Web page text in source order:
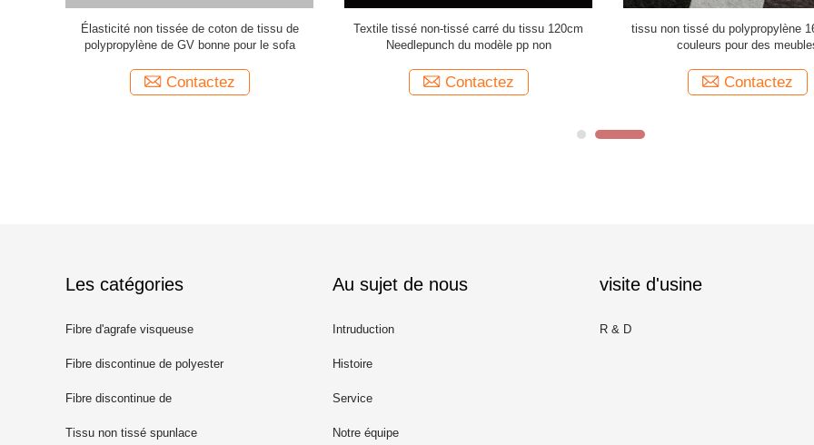
Élasticité non tissée de coton de tissu de
polypropylène de GV bonne pour le sofa
Contactez
Textile tissé non-tissé carré du tissu 120cm
Needlepunch du modèle pp non
Contactez
tissu non tissé du polypropylène
couleurs pour des
Contactez
Les catégories
Fibre d'agrafe visqueuse
Fibre discontinue de polyester
recyclé
Fibre discontinue de
polypropylène
Tissu non tissé spunlace
Au sujet de nous
Intruduction
Histoire
Service
Notre équipe
visite d'usine
R & D